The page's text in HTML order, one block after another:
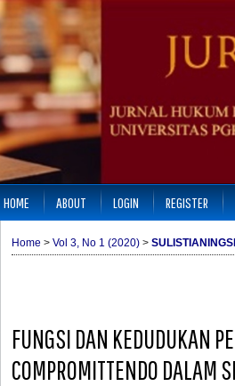
HOME ABOUT LOGIN REGISTER
Home > Vol 3, No 1 (2020) >
FUNGSI DAN KEDUDUKAN
COMPROMITTENDO DALAM